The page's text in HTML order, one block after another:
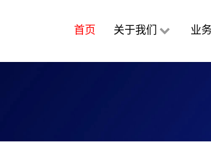
首页 关于我们 业